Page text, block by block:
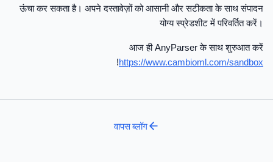
ऊंचा कर सकता है। अपने दस्तावेज़ों को आसानी और सटीकता के साथ संपादन
योग्य स्प्रेडशीट में परिवर्तित करें।
आज ही AnyParser के साथ शुरुआत करें
https://www.cambioml.com/sandbox
!
वापसब्लॉग